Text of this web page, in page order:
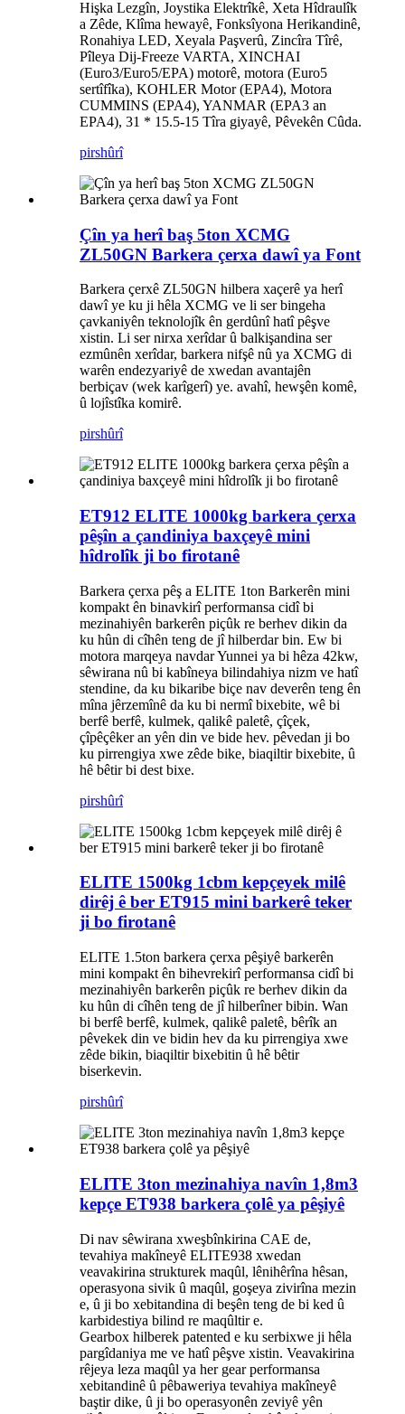
Hişka Lezgîn, Joystika Elektrîkê, Xeta Hîdraulîk
a Zêde, Klîma hewayê, Fonksîyona Herikandinê,
Ronahiya LED, Xeyala Paşverû, Zincîra Tîrê,
Pîleya Dij-Freeze VARTA, XINCHAI
(Euro3/Euro5/EPA) motorê, motora (Euro5
sertîfîka), KOHLER Motor (EPA4), Motora
CUMMINS (EPA4), YANMAR (EPA3 an
EPA4), 31 * 15.5-15 Tîra giyayê, Pêvekên Cûda.
pirshûrî
Çîn ya herî baş 5ton XCMG
ZL50GN Barkera çerxa dawî ya Font
Barkera çerxê ZL50GN hilbera xaçerê ya herî
dawî ye ku ji hêla XCMG ve li ser bingeha
çavkaniyên teknolojîk ên gerdûnî hatî pêşve
xistin. Li ser nirxa xerîdar û balkişandina ser
ezmûnên xerîdar, barkera nifşê nû ya XCMG di
warên endezyariyê de xwedan avantajên
berbiçav (wek karîgerî) ye. avahî, hewşên komê,
û lojîstîka komirê.
pirshûrî
ET912 ELITE 1000kg barkera çerxa
pêşîn a çandiniya baxçeyê mini
hîdrolîk ji bo firotanê
Barkera çerxa pêş a ELITE 1ton Barkerên mini
kompakt ên binavkirî performansa cidî bi
mezinahiyên barkerên piçûk re berhev dikin da
ku hûn di cîhên teng de jî hilberdar bin. Ew bi
motora marqeya navdar Yunnei ya bi hêza 42kw,
sêwirana nû bi kabîneya bilindahiya nizm ve hatî
stendine, da ku bikaribe biçe nav deverên teng ên
mîna jêrzemînê da ku bi nermî bixebite, wê bi
berfê berfê, kulmek, qalikê paletê, çîçek,
çîpêçêker an yên din ve bide hev. pêvedan ji bo
ku pirrengiya xwe zêde bike, biaqiltir bixebite, û
hê bêtir bi dest bixe.
pirshûrî
ELITE 1500kg 1cbm kepçeyek milê
dirêj ê ber ET915 mini barkerê teker
ji bo firotanê
ELITE 1.5ton barkera çerxa pêşiyê barkerên
mini kompakt ên bihevrekirî performansa cidî bi
mezinahiyên barkerên piçûk re berhev dikin da
ku hûn di cîhên teng de jî hilberîner bibin. Wan
bi berfê berfê, kulmek, qalikê paletê, bêrîk an
pêvekek din ve bidin hev da ku pirrengiya xwe
zêde bikin, biaqiltir bixebitin û hê bêtir
biserkevin.
pirshûrî
ELITE 3ton mezinahiya navîn 1,8m3
kepçe ET938 barkera çolê ya pêşiyê
Di nav sêwirana xweşbînkirina CAE de,
tevahiya makîneyê ELITE938 xwedan
veavakirina strukturek maqûl, lênihêrîna hêsan,
operasyona sivik û maqûl, goşeya zivirîna mezin
e, û ji bo xebitandina di beşên teng de bi ked û
karbidestiya bilind re maqûltir e.
Gearbox hilberek patented e ku serbixwe ji hêla
pargîdaniya me ve hatî pêşve xistin. Veavakirina
rêjeya leza maqûl ya her gear performansa
xebitandinê û pêbaweriya tevahiya makîneyê
baştir dike, û ji bo operasyonên zeviyê yên